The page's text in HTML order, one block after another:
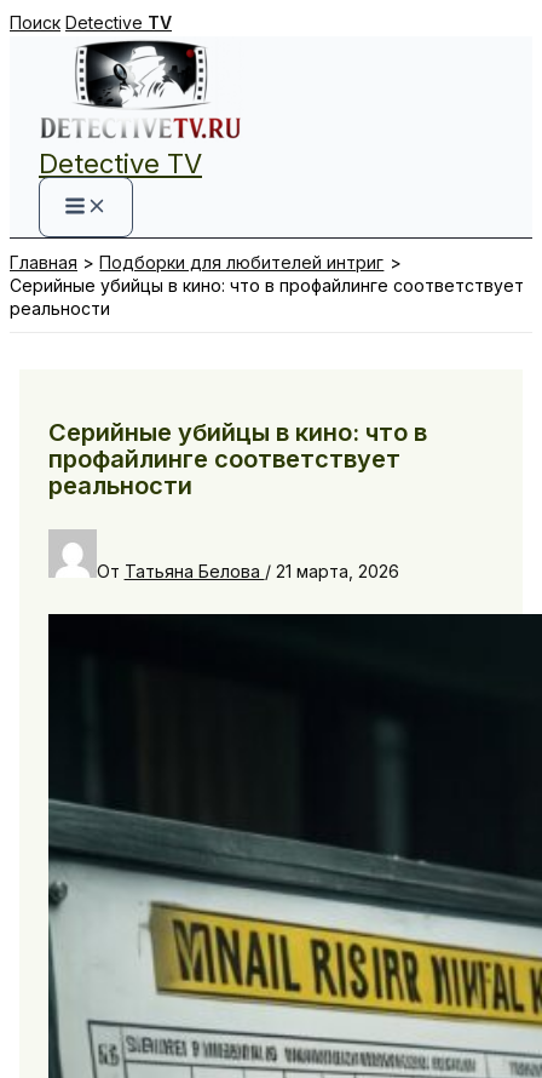
Перейти
содержимому
Поиск Detective TV
Detective TV
Главная
Подборки для любителей интриг
Серийные убийцы в кино: что в профайлинге соответствует
реальности
Серийные убийцы в кино: что в
профайлинге соответствует
реальности
От Татьяна Белова / 21 марта, 2026